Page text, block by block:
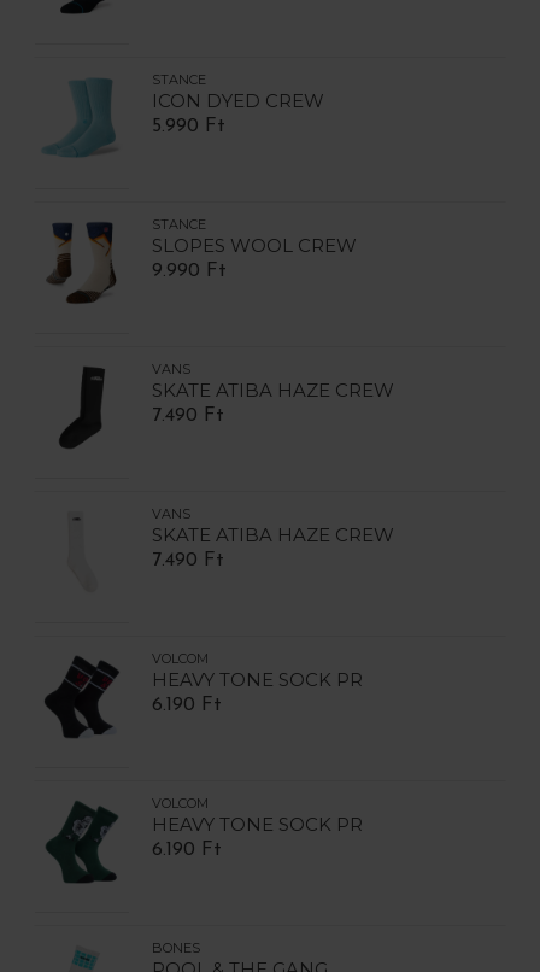
STANCE
ICON DYED CREW
5.990 Ft
STANCE
SLOPES WOOL CREW
9.990 Ft
VANS
SKATE ATIBA HAZE CREW
7.490 Ft
VANS
SKATE ATIBA HAZE CREW
7.490 Ft
VOLCOM
HEAVY TONE SOCK PR
6.190 Ft
VOLCOM
HEAVY TONE SOCK PR
6.190 Ft
BONES